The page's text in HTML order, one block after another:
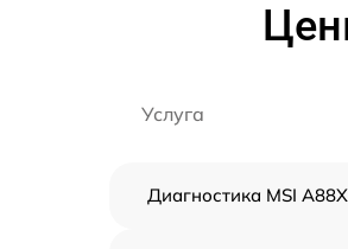
Услуга
Диагностика MSI